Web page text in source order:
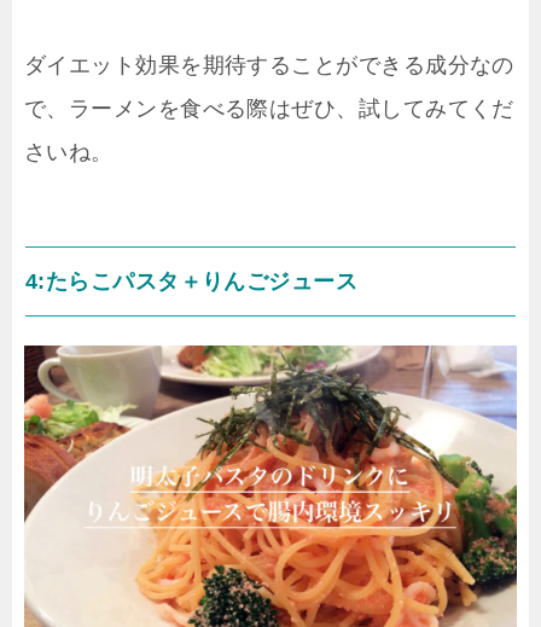
ダイエット効果を期待することができる成分なの
で、ラーメンを食べる際はぜひ、試してみてくだ
さいね。
4:たらこパスタ＋りんごジュース